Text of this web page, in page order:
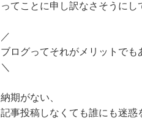
ってことに申し訳なさそうにし
／
ブログってそれがメリットでも
＼
納期がない、
記事投稿しなくても誰にも迷惑